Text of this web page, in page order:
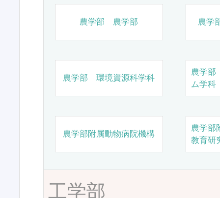
農学部 農学部 農学
農学部 環境資源科学科
農学
ム学科
農学部附属動物病院機構
農学部
教育研
工学部